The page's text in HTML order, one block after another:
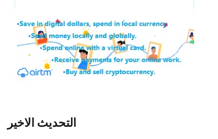
التحديث الاخير